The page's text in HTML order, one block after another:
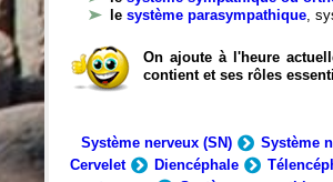
lesystème parasympathique,
On ajoute à l'heure
contient et ses rôles
Système nerveux (SN) Système
Cervelet
Diencéphale